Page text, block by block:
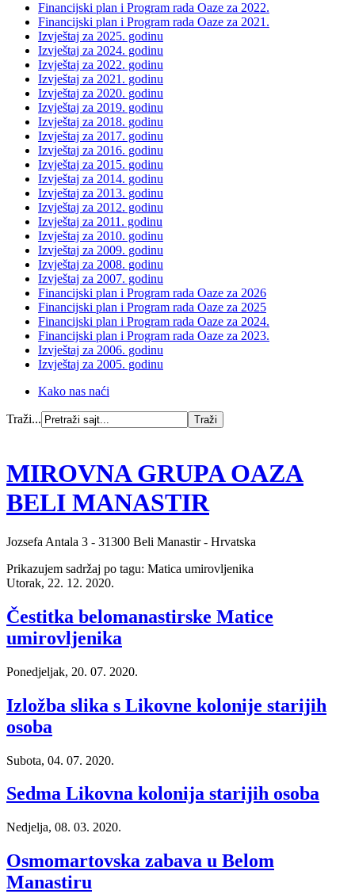
Financijski plan i Program rada Oaze za 2022.
Financijski plan i Program rada Oaze za 2021.
Izvještaj za 2025. godinu
Izvještaj za 2024. godinu
Izvještaj za 2022. godinu
Izvještaj za 2021. godinu
Izvještaj za 2020. godinu
Izvještaj za 2019. godinu
Izvještaj za 2018. godinu
Izvještaj za 2017. godinu
Izvještaj za 2016. godinu
Izvještaj za 2015. godinu
Izvještaj za 2014. godinu
Izvještaj za 2013. godinu
Izvještaj za 2012. godinu
Izvještaj za 2011. godinu
Izvještaj za 2010. godinu
Izvještaj za 2009. godinu
Izvještaj za 2008. godinu
Izvještaj za 2007. godinu
Financijski plan i Program rada Oaze za 2026
Financijski plan i Program rada Oaze za 2025
Financijski plan i Program rada Oaze za 2024.
Financijski plan i Program rada Oaze za 2023.
Izvještaj za 2006. godinu
Izvještaj za 2005. godinu
Kako nas naći
Traži...
MIROVNA GRUPA OAZA
BELI MANASTIR
Jozsefa Antala 3 - 31300 Beli Manastir - Hrvatska
Prikazujem sadržaj po tagu: Matica umirovljenika
Utorak, 22. 12. 2020.
Čestitka belomanastirske Matice
umirovljenika
Ponedjeljak, 20. 07. 2020.
Izložba slika s Likovne kolonije starijih
osoba
Subota, 04. 07. 2020.
Sedma Likovna kolonija starijih osoba
Nedjelja, 08. 03. 2020.
Osmomartovska zabava u Belom
Manastiru